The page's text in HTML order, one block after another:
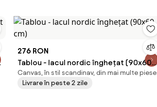
276 RON
Tablou - lacul nordic înghețat (90x60
cm)
Canvas, în stil scandinav, din mai multe piese
Livrare în peste 2 zile